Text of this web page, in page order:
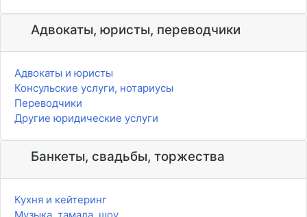
Адвокаты, юристы, переводчики
Адвокаты и юристы
Консульские услуги, нотариусы
Переводчики
Другие юридические услуги
Банкеты, свадьбы, торжества
Кухня и кейтеринг